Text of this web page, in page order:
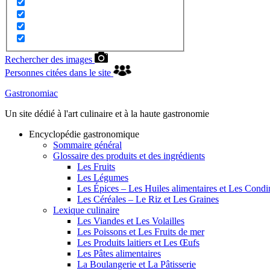
Rechercher des images
Personnes citées dans le site
Gastronomiac
Un site dédié à l'art culinaire et à la haute gastronomie
Encyclopédie gastronomique
Sommaire général
Glossaire des produits et des ingrédients
Les Fruits
Les Légumes
Les Épices – Les Huiles alimentaires et Les
Les Céréales – Le Riz et Les Graines
Lexique culinaire
Les Viandes et Les Volailles
Les Poissons et Les Fruits de mer
Les Produits laitiers et Les Œufs
Les Pâtes alimentaires
La Boulangerie et La Pâtisserie